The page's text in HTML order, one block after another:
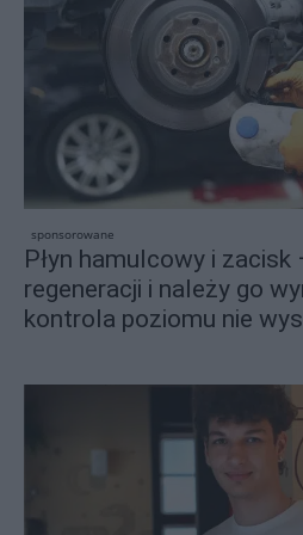
sponsorowane
Płyn hamulcowy i zacisk
regeneracji i należy go
kontrola poziomu nie